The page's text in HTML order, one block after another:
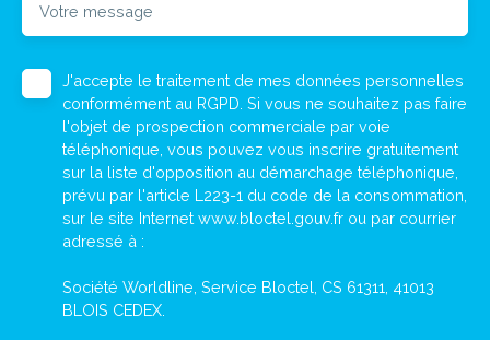
Votre message
J'accepte le traitement de mes données personnelles
conformément au RGPD. Si vous ne souhaitez pas faire
l'objet de prospection commerciale par voie
téléphonique, vous pouvez vous inscrire gratuitement
sur la liste d'opposition au démarchage téléphonique,
prévu par l'article L223-1 du code de la consommation,
sur le site Internet www.bloctel.gouv.fr ou par courrier
adressé à :
Société Worldline, Service Bloctel, CS 61311, 41013
BLOIS CEDEX.